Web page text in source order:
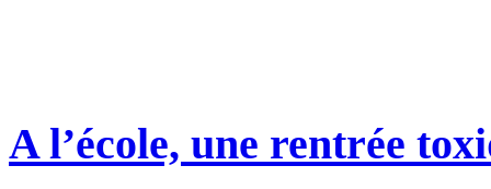
A l’école, une rentrée